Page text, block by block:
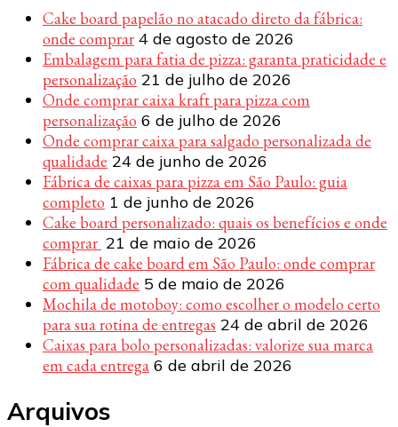
Cake board papelão no atacado direto da fábrica:
onde comprar 4 de agosto de 2026
Embalagem para fatia de pizza: garanta praticidade e
personalização 21 de julho de 2026
Onde comprar caixa kraft para pizza com
personalização 6 de julho de 2026
Onde comprar caixa para salgado personalizada de
qualidade 24 de junho de 2026
Fábrica de caixas para pizza em São Paulo: guia
completo 1 de junho de 2026
Cake board personalizado: quais os benefícios e onde
comprar 21 de maio de 2026
Fábrica de cake board em São Paulo: onde comprar
com qualidade 5 de maio de 2026
Mochila de motoboy: como escolher o modelo certo
para sua rotina de entregas 24 de abril de 2026
Caixas para bolo personalizadas: valorize sua marca
em cada entrega 6 de abril de 2026
Arquivos